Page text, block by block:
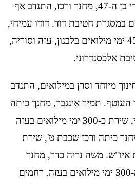
בעזה ובסוריה. לירן בשארי בן ה-47, מחנך ורכז, התנדב אף
במסגרת חטיבת דוד. דודו עמיחי,
מורה לשל"ח, שירת כ-450 ימי מילואים בלבנון, עזה וסוריה,
אלכסנדרוני.
מיוחד וסרן במילואים, התנדב
העוטף. תמיר אינגבר, מחנך כיתה
י"ב ולוחם בחטיבת עציוני, שירת כ-300 ימי מילואים בעזה
מחנך כיתה ורכז שכבת ט', שירת
איו"ש. משה נריה כדר, מחנך
כיתה ט', שירת למעלה מ-300 ימי מילואים בעזה. רחמים